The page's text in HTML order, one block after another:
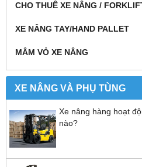
CHO THUÊ XE NÂNG /
XE NÂNG TAY/HAND PALLET
MÂM VỎ XE NÂNG
XE NÂNG VÀ PHỤ TÙNG
Xe nâng hàng hoạt
nào?